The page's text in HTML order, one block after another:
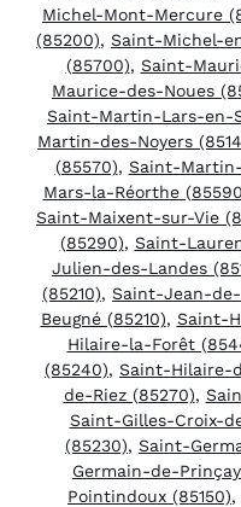
Michel-Mont-Mercure
(85200), Saint-Michel-
(85700), Saint-
Maurice-des-Noues
Saint-Martin-Lars-en-
Martin-des-Noyers
(85570), Saint-
Mars-la-Réorthe
Saint-Maixent-sur-Vie
(85290), Saint-
Julien-des-Landes
(85210), Saint-Jean-
Beugné (85210), Saint-
Hilaire-la-Forêt
(85240), Saint-Hilaire-
de-Riez (85270),
Saint-Gilles-Croix-
(85230), Saint-
Germain-de-Prinçay
Pointindoux (85150),